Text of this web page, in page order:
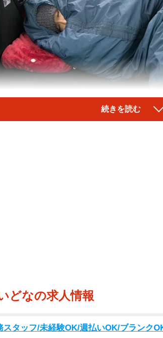
状況を用意した本格的な実験の結果
、4パターンの異なる状況を用意し、寒さ
ジャケットとジーンズで統一しました。排
続きを読む
どなの求人情報
スタッフ/未経験OK/週払いOK/ブランク